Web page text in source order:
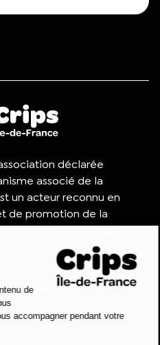
déclarée
associé de la
un acteur reconnu en
de promotion de la
contre le VIH/sida.
Contactez-nous
Nous rejoindre